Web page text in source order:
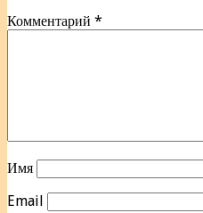
Комментарий *
Имя
Email